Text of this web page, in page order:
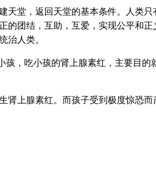
天堂，返回天堂的基本条件。人类只
的团结，互助，互爱，实现公平和
治人类。
，吃小孩的肾上腺素红，主要目的
肾上腺素红。而孩子受到极度惊恐而